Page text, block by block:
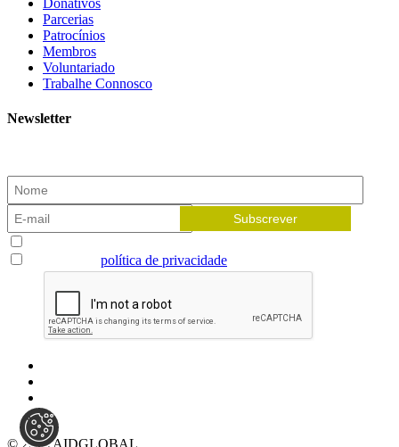
Parcerias
Patrocínios
Membros
Voluntariado
Trabalhe Connosco
Newsletter
política de privacidade